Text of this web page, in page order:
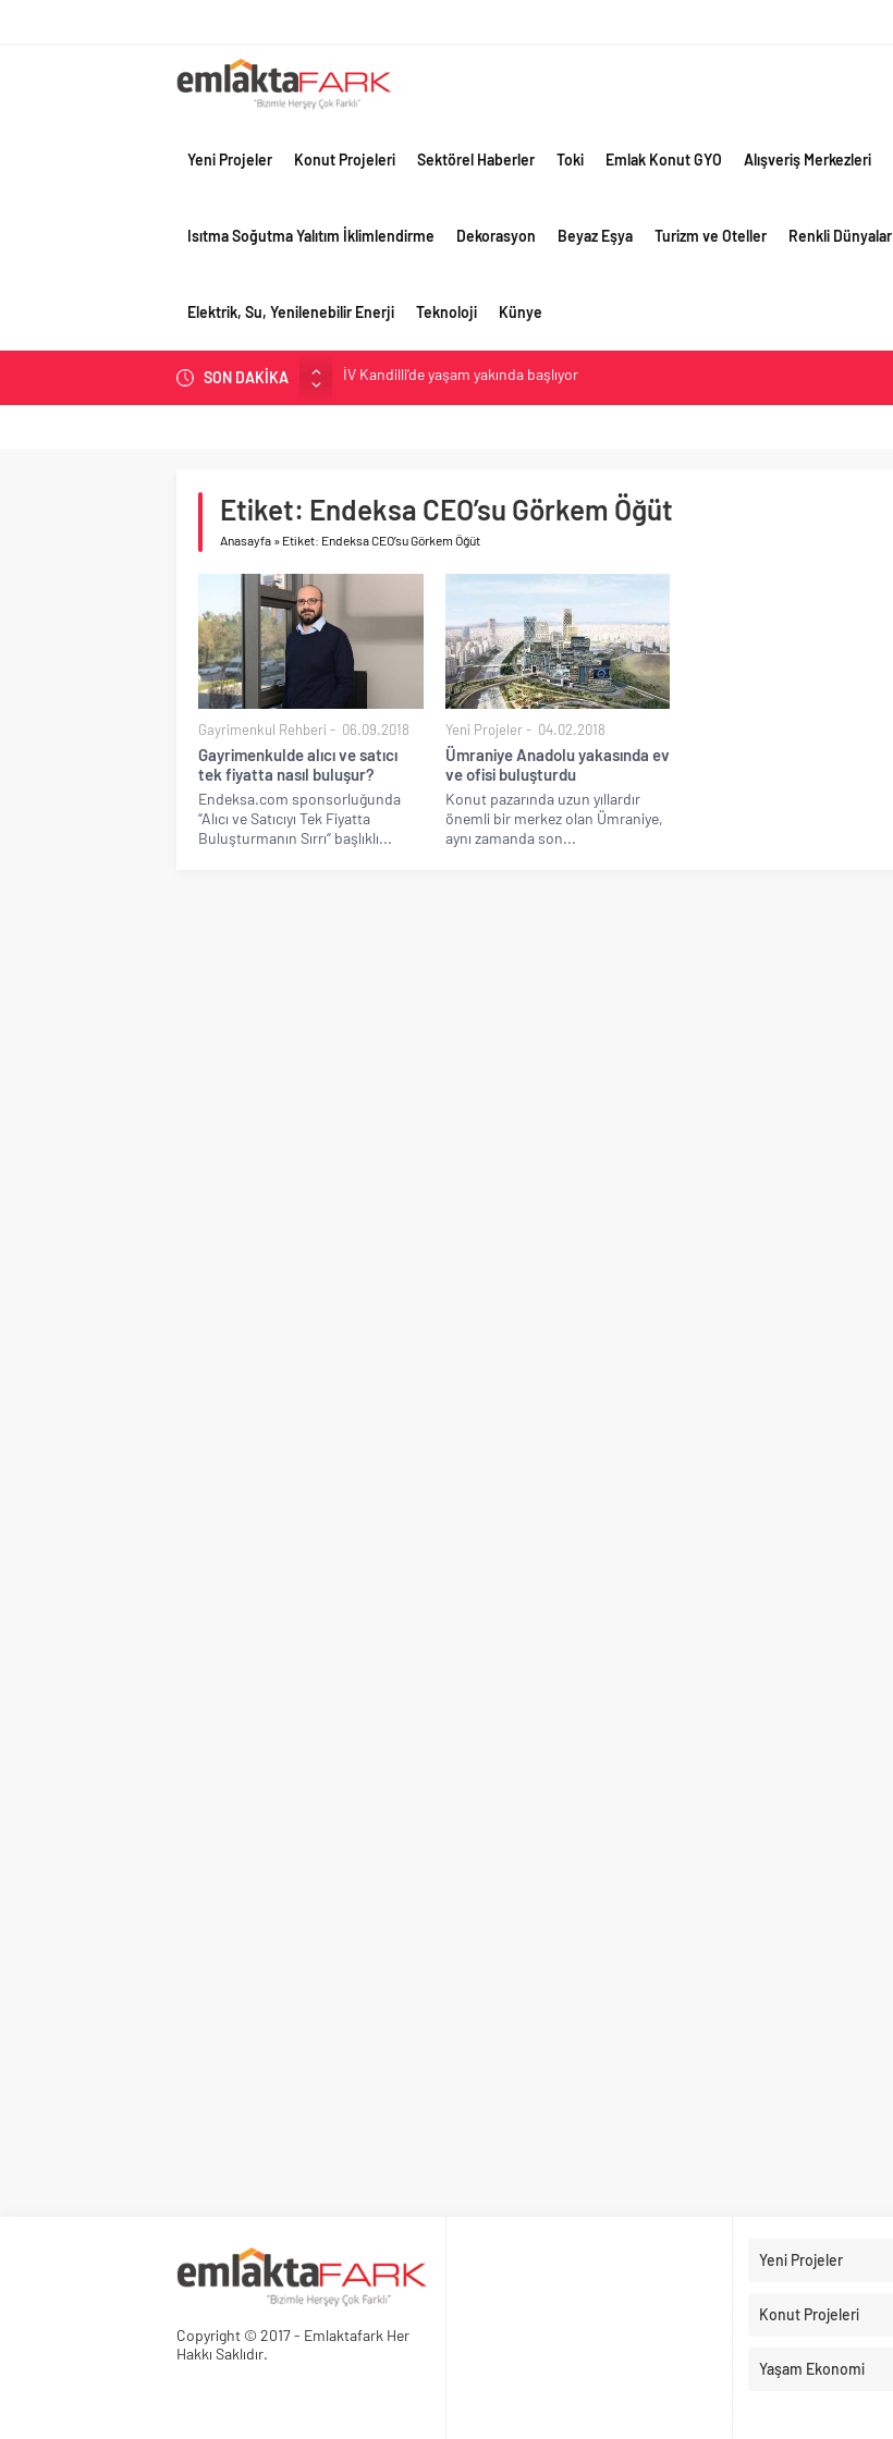
Yeni Projeler Konut Projeleri Sektörel Haberler Toki Emlak Konut GYO Alışveriş Merkezleri
Isıtma Soğutma Yalıtım İklimlendirme Dekorasyon Beyaz Eşya Turizm ve Oteller Renkli Dünyalar
Elektrik, Su, Yenilenebilir Enerji Teknoloji Künye
SON DAKİKA
İV Kandilli’de yaşam yakında başlıyor
OYAK Çimento, jeopolitik risklere ve maliyet baskısına rağmen 2026’nın ikinci
çeyreğinde olumlu performansını sürdürdü
Birleşik Arap Emirlikleri’nin ilk yüksek hızlı demiryolu projesine Kalyon İnşaat imzası
Etiket: Endeksa CEO’su Görkem Öğüt
Anasayfa » Etiket: Endeksa CEO’su Görkem Öğüt
Gayrimenkul Rehberi 06.09.2018
Gayrimenkulde alıcı ve satıcı
tek fiyatta nasıl buluşur?
Endeksa.com sponsorluğunda
“Alıcı ve Satıcıyı Tek Fiyatta
Buluşturmanın Sırrı“ başlıklı...
Yeni Projeler 04.02.2018
Ümraniye Anadolu yakasında ev
ve ofisi buluşturdu
Konut pazarında uzun yıllardır
önemli bir merkez olan Ümraniye,
aynı zamanda son...
Copyright © 2017 - Emlaktafark Her
Hakkı Saklıdır.
Yeni Projeler
Konut Projeleri
Yaşam Ekonomi